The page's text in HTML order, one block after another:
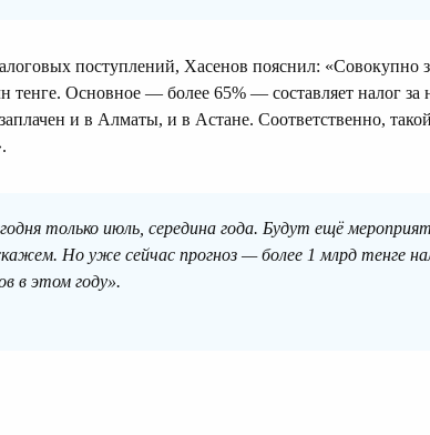
поступлений, Хасенов пояснил: «Совокупно
тенге. Основное — более 65% — составляет налог за
и в Алматы, и в Астане. Соответственно,
только июль, середина года. Будут ещё
Но уже сейчас прогноз — более 1 млрд тенге
в этом году».